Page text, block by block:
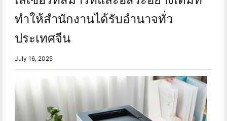
ทําให้สำนักงานได้รับอำนาจทั่ว
ประเทศจีน
July 16, 2025